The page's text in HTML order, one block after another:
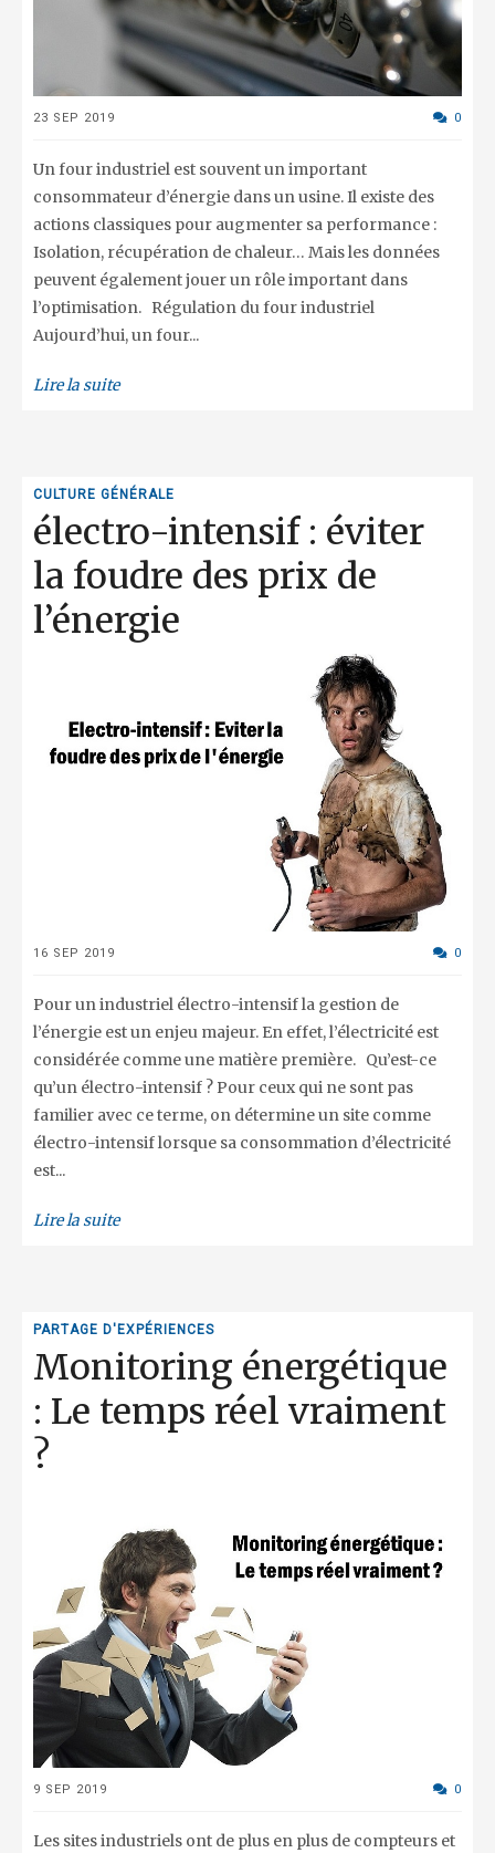
23 SEP 2019 0
Un four industriel est souvent un important
consommateur d’énergie dans un usine. Il existe des
actions classiques pour augmenter sa performance :
Isolation, récupération de chaleur… Mais les données
peuvent également jouer un rôle important dans
l’optimisation. Régulation du four industriel
Aujourd’hui, un four...
Lire la suite
CULTURE GÉNÉRALE
électro-intensif : éviter
la foudre des prix de
l’énergie
16 SEP 2019 0
Pour un industriel électro-intensif la gestion de
l’énergie est un enjeu majeur. En effet, l’électricité est
considérée comme une matière première. Qu’est-ce
qu’un électro-intensif ? Pour ceux qui ne sont pas
familier avec ce terme, on détermine un site comme
électro-intensif lorsque sa consommation d’électricité
est...
Lire la suite
PARTAGE D'EXPÉRIENCES
Monitoring énergétique
: Le temps réel vraiment
?
9 SEP 2019 0
Les sites industriels ont de plus en plus de compteurs et